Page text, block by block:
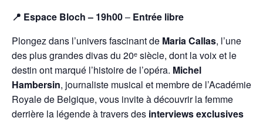
📍 Espace Bloch – 19h00– Entrée libre
Plongez dans l’univers fascinant de Maria Callas, l’une
des plus grandes divas du 20ᵉ siècle, dont la voix et le
destin ont marqué l’histoire de l’opéra. Michel
Hambersin, journaliste musical et membre de l’Académie
Royale de Belgique, vous invite à découvrir la femme
derrière la légende à travers des interviews exclusives